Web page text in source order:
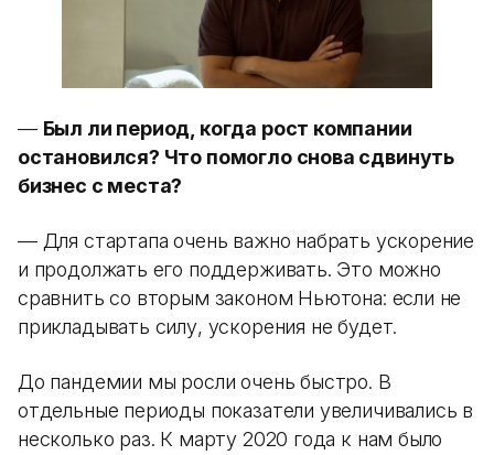
— Был ли период, когда рост компании
остановился? Что помогло снова сдвинуть
бизнес с места?
— Для стартапа очень важно набрать ускорение
и продолжать его поддерживать. Это можно
сравнить со вторым законом Ньютона: если не
прикладывать силу, ускорения не будет.
До пандемии мы росли очень быстро. В
отдельные периоды показатели увеличивались в
несколько раз. К марту 2020 года к нам было